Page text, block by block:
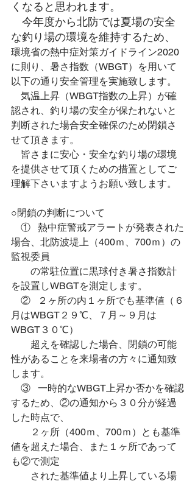
くなると思われます。
今年度から北防では夏場の安全
な釣り場の環境を維持するため、
環境省の熱中症対策ガイドライン2020
に則り、暑さ指数（WBGT）を用いて
以下の通り安全管理を実施致します。
気温上昇（WBGT指数の上昇）が確
認され、釣り場の安全が保たれないと
判断された場合安全確保のため閉鎖さ
せて頂きます。
皆さまに安心・安全な釣り場の環境
を提供させて頂くための措置としてご
理解下さいますようお願い致します。
○閉鎖の判断について
①   熱中症警戒アラートが発表された
場合、北防波堤上（400ｍ、700ｍ）の
監視委員
の常駐位置に黒球付き暑さ指数計
を設置しWBGTを測定します。
②   ２ヶ所の内１ヶ所でも基準値（６
月はWBGT２９℃、７月～９月は
WBGT３０℃）
超えを確認した場合、閉鎖の可能
性があることを来場者の方々に通知致
します。
③   一時的なWBGT上昇か否かを確認
するため、②の通知から３０分が経過
した時点で、
２ヶ所（400ｍ、700ｍ）とも基準
値を超えた場合、また１ヶ所であって
も②で測定
された基準値より上昇している場